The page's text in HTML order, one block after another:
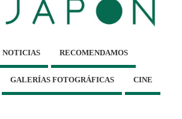
NOTICIAS RECOMENDAMOS
GALERÍAS FOTOGRÁFICAS CINE